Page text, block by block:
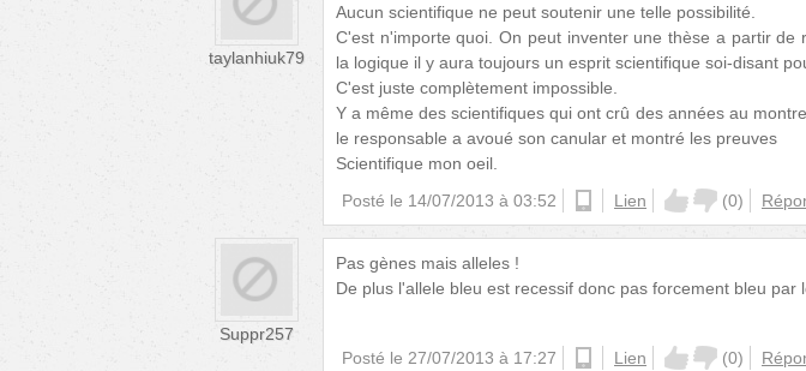
taylanhiuk79
Aucun scientifique ne peut soutenir une telle possibilité.
C'est n'importe quoi. On peut inventer une thèse a partir de
la logique il y aura toujours un esprit scientifique soi-disant
C'est juste complètement impossible.
Y a même des scientifiques qui ont crû des années au
le responsable a avoué son canular et montré les preuves
Scientifique mon oeil.
Posté le 14/07/2013 à 03:52 androidLien (0)
Suppr257
Pas gènes mais alleles !
De plus l'allele bleu est recessif donc pas forcement bleu par
Posté le 27/07/2013 à 17:27 androidLien (0)